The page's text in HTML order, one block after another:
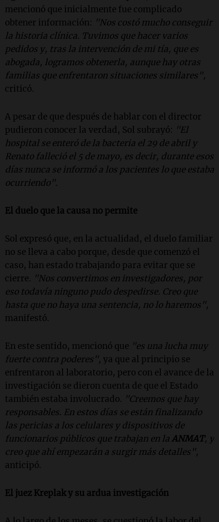
mencionó que inicialmente fue complicado
obtener información: "Nos costó mucho conseguir
la historia clínica. Tuvimos que hacer varios
pedidos y, tras la intervención de mi tía, que es
abogada, logramos obtenerla, aunque hay otras
familias que enfrentaron situaciones similares",
criticó.
A pesar de que después de hablar con el director
pudieron conocer la verdad, Sol subrayó: "El
hospital se enteró de la bacteria el 29 de abril y
Renato falleció el 5 de mayo, es decir, durante esos
días nunca se informó a los pacientes lo que estaba
ocurriendo".
El duelo que la causa no permite
Sol expresó que, en la actualidad, el duelo familiar
no se lleva a cabo porque, desde que comenzó el
caso, han estado trabajando para evitar que se
cierre. "Nos convertimos en investigadores, por
eso todavía ninguno pudo despedirse. Creo que
hasta que no haya una sentencia, no lo haremos",
manifestó.
En este sentido, mencionó que "es una lucha muy
fuerte contra poderes", ya que al principio se
enfrentaron al laboratorio, pero con el avance de la
investigación se dieron cuenta de que el Estado
también estaba involucrado. "Creemos que hay
responsables. En estos días se están finalizando
las pericias a los celulares y dispositivos de
funcionarios públicos que trabajan en laANMAT, y
creo que ahí empezarán a surgir más detalles",
anticipó.
El juez Kreplak y su ardua investigación